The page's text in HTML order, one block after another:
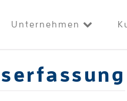
Unternehmen